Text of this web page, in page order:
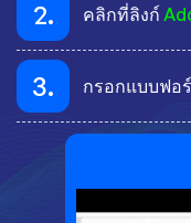
2. คลิกที่ลิงก์
3. กรอกแบบฟอ